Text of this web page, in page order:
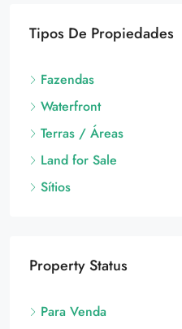
Tipos De Propiedades
Fazendas
Waterfront
Terras / Áreas
Land for Sale
Sítios
Property Status
Para Venda